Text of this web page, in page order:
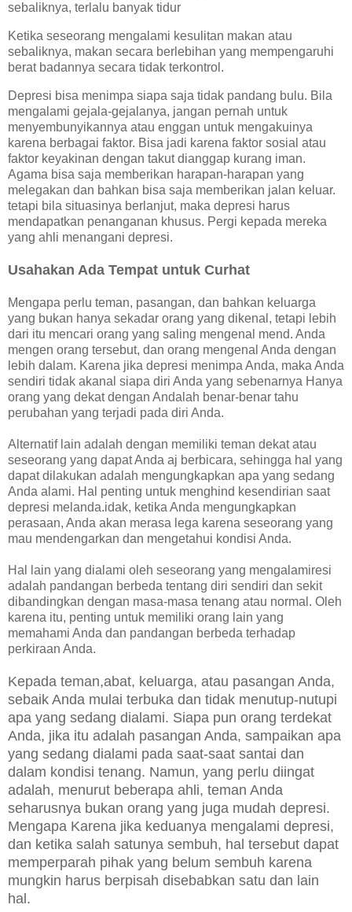
sebaliknya, terlalu banyak tidur
Ketika seseorang mengalami kesulitan makan atau
sebaliknya, makan secara berlebihan yang mempengaruhi
berat badannya secara tidak terkontrol.
Depresi bisa menimpa siapa saja tidak pandang bulu. Bila
mengalami gejala-gejalanya, jangan pernah untuk
menyembunyikannya atau enggan untuk mengakuinya
karena berbagai faktor. Bisa jadi karena faktor sosial atau
faktor keyakinan dengan takut dianggap kurang iman.
Agama bisa saja memberikan harapan-harapan yang
melegakan dan bahkan bisa saja memberikan jalan keluar.
tetapi bila situasinya berlanjut, maka depresi harus
mendapatkan penanganan khusus. Pergi kepada mereka
yang ahli menangani depresi.
Usahakan Ada Tempat untuk Curhat
Mengapa perlu teman, pasangan, dan bahkan keluarga
yang bukan hanya sekadar orang yang dikenal, tetapi lebih
dari itu mencari orang yang saling mengenal mend. Anda
mengen orang tersebut, dan orang mengenal Anda dengan
lebih dalam. Karena jika depresi menimpa Anda, maka Anda
sendiri tidak akanal siapa diri Anda yang sebenarnya Hanya
orang yang dekat dengan Andalah benar-benar tahu
perubahan yang terjadi pada diri Anda.
Alternatif lain adalah dengan memiliki teman dekat atau
seseorang yang dapat Anda aj berbicara, sehingga hal yang
dapat dilakukan adalah mengungkapkan apa yang sedang
Anda alami. Hal penting untuk menghind kesendirian saat
depresi melanda.idak, ketika Anda mengungkapkan
perasaan, Anda akan merasa lega karena seseorang yang
mau mendengarkan dan mengetahui kondisi Anda.
Hal lain yang dialami oleh seseorang yang mengalamiresi
adalah pandangan berbeda tentang diri sendiri dan sekit
dibandingkan dengan masa-masa tenang atau normal. Oleh
karena itu, penting untuk memiliki orang lain yang
memahami Anda dan pandangan berbeda terhadap
perkiraan Anda.
Kepada teman,abat, keluarga, atau pasangan Anda,
sebaik Anda mulai terbuka dan tidak menutup-nutupi
apa yang sedang dialami. Siapa pun orang terdekat
Anda, jika itu adalah pasangan Anda, sampaikan apa
yang sedang dialami pada saat-saat santai dan
dalam kondisi tenang. Namun, yang perlu diingat
adalah, menurut beberapa ahli, teman Anda
seharusnya bukan orang yang juga mudah depresi.
Mengapa Karena jika keduanya mengalami depresi,
dan ketika salah satunya sembuh, hal tersebut dapat
memperparah pihak yang belum sembuh karena
mungkin harus berpisah disebabkan satu dan lain
hal.